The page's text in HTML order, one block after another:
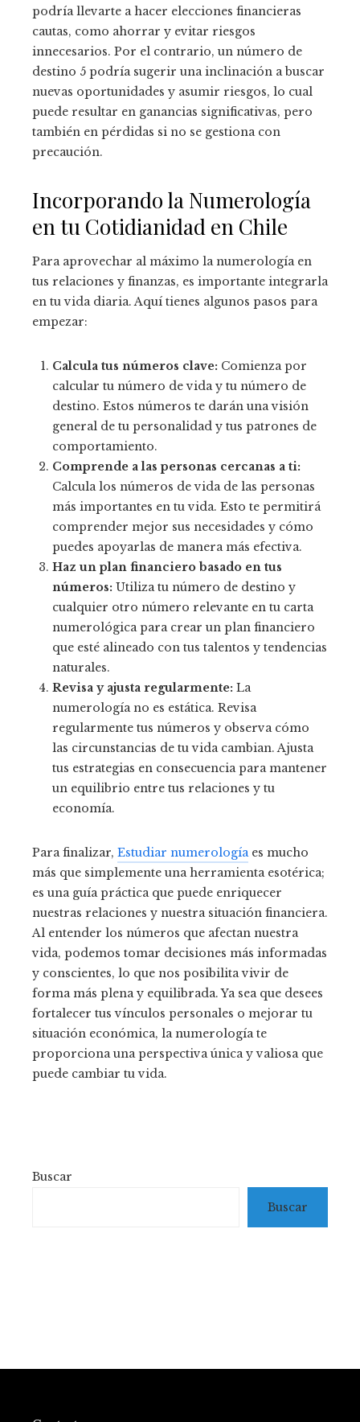
podría llevarte a hacer elecciones financieras
cautas, como ahorrar y evitar riesgos
innecesarios. Por el contrario, un número de
destino 5 podría sugerir una inclinación a buscar
nuevas oportunidades y asumir riesgos, lo cual
puede resultar en ganancias significativas, pero
también en pérdidas si no se gestiona con
precaución.
Incorporando la Numerología
en tu Cotidianidad en Chile
Para aprovechar al máximo la numerología en
tus relaciones y finanzas, es importante integrarla
en tu vida diaria. Aquí tienes algunos pasos para
empezar:
Calcula tus números clave: Comienza por
calcular tu número de vida y tu número de
destino. Estos números te darán una visión
general de tu personalidad y tus patrones de
comportamiento.
Comprende a las personas cercanas a ti:
Calcula los números de vida de las personas
más importantes en tu vida. Esto te permitirá
comprender mejor sus necesidades y cómo
puedes apoyarlas de manera más efectiva.
Haz un plan financiero basado en tus
números: Utiliza tu número de destino y
cualquier otro número relevante en tu carta
numerológica para crear un plan financiero
que esté alineado con tus talentos y tendencias
naturales.
Revisa y ajusta regularmente: La
numerología no es estática. Revisa
regularmente tus números y observa cómo
las circunstancias de tu vida cambian. Ajusta
tus estrategias en consecuencia para mantener
un equilibrio entre tus relaciones y tu
economía.
Para finalizar, Estudiar numerologíaes mucho
más que simplemente una herramienta esotérica;
es una guía práctica que puede enriquecer
nuestras relaciones y nuestra situación financiera.
Al entender los números que afectan nuestra
vida, podemos tomar decisiones más informadas
y conscientes, lo que nos posibilita vivir de
forma más plena y equilibrada. Ya sea que desees
fortalecer tus vínculos personales o mejorar tu
situación económica, la numerología te
proporciona una perspectiva única y valiosa que
puede cambiar tu vida.
Buscar
Buscar